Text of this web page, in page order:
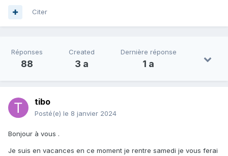
Citer
Réponses
88
Created
3 a
Dernière réponse
1 a
tibo
Posté(e) le 8 janvier 2024
Bonjour à vous .
Je suis en vacances en ce moment je rentre samedi je vous ferai